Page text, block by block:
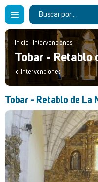
Inicio . Intervenciones
Tobar - Retablo
Intervenciones
Tobar - Retablo de La